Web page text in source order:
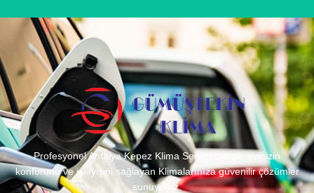
Profesyonel Antalya Kepez Klima Servisi olarak, evinizin
konforunu ve işleyişini sağlayan Klimalarınıza güvenilir çözümler
sunuyoruz.